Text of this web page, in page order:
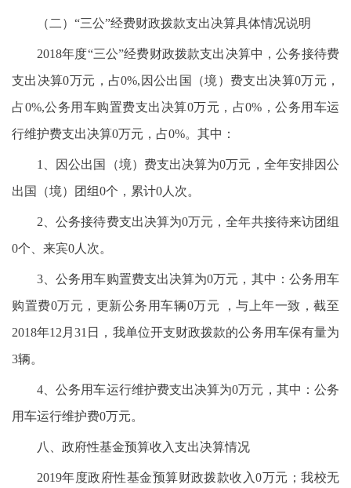
（二）“三公”经费财政拨款支出决算具体情况说明
2018年度“三公”经费财政拨款支出决算中，公务接待费
支出决算0万元，占0%,因公出国（境）费支出决算0万元，
占0%,公务用车购置费支出决算0万元，占0%，公务用车运
行维护费支出决算0万元，占0%。其中：
1、因公出国（境）费支出决算为0万元，全年安排因公
出国（境）团组0个，累计0人次。
2、公务接待费支出决算为0万元，全年共接待来访团组
0个、来宾0人次。
3、公务用车购置费支出决算为0万元，其中：公务用车
购置费0万元，更新公务用车辆0万元 ，与上年一致，截至
2018年12月31日，我单位开支财政拨款的公务用车保有量为
3辆。
4、公务用车运行维护费支出决算为0万元，其中：公务
用车运行维护费0万元。
八、政府性基金预算收入支出决算情况
2019年度政府性基金预算财政拨款收入0万元；我校无